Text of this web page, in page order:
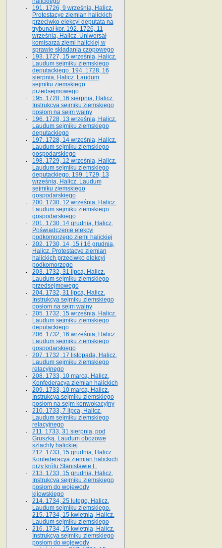
191. 1726, 9 września, Halicz.
Protestacye ziemian halickich
przeciwko elekcyi deputata na
trybunał kor. 192. 1726, 11
września, Halicz. Uniwersał
komisarza ziemi halickiej w
sprawie składania czopowego
193. 1727, 15 września, Halicz.
Laudum sejmiku ziemskiego
deputackiego. 194. 1728, 16
sierpnia, Halicz. Laudum
sejmiku ziemskiego
przedsejmowego
195. 1728, 16 sierpnia, Halicz.
Instrukcya sejmiku ziemskiego
posłom na sejm walny
196. 1728, 13 września, Halicz.
Laudum sejmiku ziemskiego
deputackiego
197. 1728, 14 września, Halicz.
Laudum sejmiku ziemskiego
gospodarskiego
198. 1729, 12 września, Halicz.
Laudum sejmiku ziemskiego
deputackiego. 199. 1729, 13
września, Halicz. Laudum
sejmiku ziemskiego
gospodarskiego
200. 1730, 12 września, Halicz.
Laudum sejmiku ziemskiego
gospodarskiego
201. 1730, 14 grudnia, Halicz.
Poświadczenie elekcyi
podkomorzego ziemi halickiej
202. 1730, 14, 15 i 16 grudnia,
Halicz. Protestacye ziemian
halickich przeciwko elekcyi
podkomorzego
203. 1732, 31 lipca, Halicz.
Laudum sejmiku ziemskiego
przedsejmowego
204. 1732, 31 lipca, Halicz.
Instrukcya sejmiku ziemskiego
posłom na sejm walny
205. 1732, 15 września, Halicz.
Laudum sejmiku ziemskiego
deputackiego
206. 1732, 16 września, Halicz.
Laudum sejmiku ziemskiego
gospodarskiego
207. 1732, 17 listopada, Halicz.
Laudum sejmiku ziemskiego
relacyjnego
208. 1733, 10 marca, Halicz.
Konfederacya ziemian halickich­
209. 1733, 10 marca, Halicz.
Instrukcya sejmiku ziemskiego
posłom na sejm konwokacyjny
210. 1733, 7 lipca, Halicz.
Laudum sejmiku ziemskiego
relacyjnego
211. 1733, 31 sierpnia, pod
Gruszką. Laudum obozowe
szlachty halickiej
212. 1733, 15 grudnia, Halicz.
Konfederacya ziemian halickich
przy królu Stanisławie I .
213. 1733, 15 grudnia, Halicz.
Instrukcya sejmiku ziemskiego
posłom do wojewody
kijowskiego
214. 1734, 25 lutego, Halicz.
Laudum sejmiku ziemskiego.
215. 1734, 15 kwietnia, Halicz.
Laudum sejmiku ziemskiego
216. 1734, 15 kwietnia, Halicz.
Instrukcya sejmiku ziemskiego
posłom do wojewody